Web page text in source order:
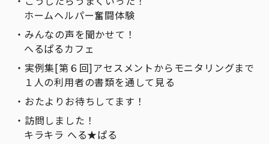
ホームヘルパー奮闘体験
みんなの声を聞かせて！
へるぱるカフェ
実例集[第６回]アセスメントからモニタリングまで
１人の利用者の書類を通して見る
おたよりお待ちしてます！
訪問しました！
キラキラ へる★ぱる